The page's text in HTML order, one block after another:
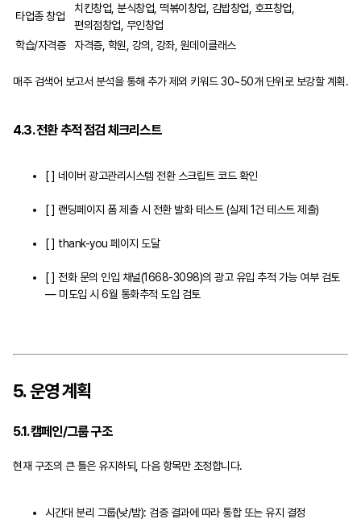
타업종 창업
치킨창업, 분식창업, 떡볶이창업, 김밥창업, 호프창업,
편의점창업, 무인창업
학습/자격증
자격증, 학원, 강의, 강좌, 원데이클래스
매주 검색어 보고서 분석을 통해 추가 제외 키워드 30~50개 단위로 보강할 계획.
4.3. 전환 추적 점검 체크리스트
[ ] 네이버 광고관리시스템 전환 스크립트 코드 확인
[ ] 랜딩페이지 폼 제출 시 전환 발화 테스트 (실제 1건 테스트 제출)
[ ] thank-you 페이지 도달
[ ] 전화 문의 인입 채널(1668-3098)의 광고 유입 추적 가능 여부 검토
— 미도입 시 6월 통화추적 도입 검토
5. 운영 계획
5.1. 캠페인/그룹 구조
현재 구조의 큰 틀은 유지하되, 다음 항목만 조정합니다.
시간대 분리 그룹(낮/밤): 검증 결과에 따라 통합 또는 유지 결정